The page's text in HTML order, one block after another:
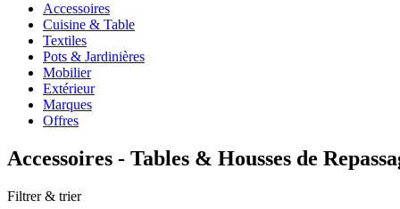
Accessoires
Cuisine & Table
Textiles
Pots & Jardinières
Mobilier
Extérieur
Marques
Offres
Accessoires - Tables & Housses de
Filtrer & trier